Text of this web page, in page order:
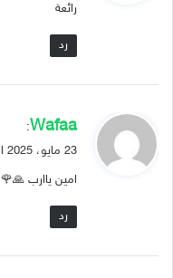
ل
رائعة
رد
ي
ق
ل
Wafaa
:
23 مايو، 2025 الساعة 07:57
امين ياارب 🙏🌹
رد